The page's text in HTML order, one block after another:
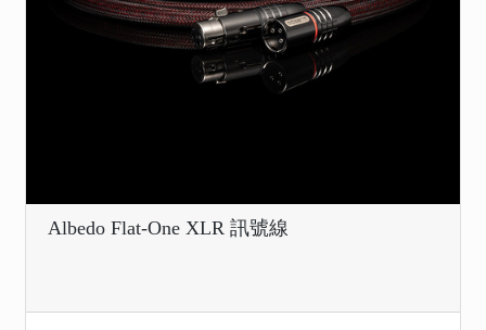
Albedo Flat-One XLR 訊號線